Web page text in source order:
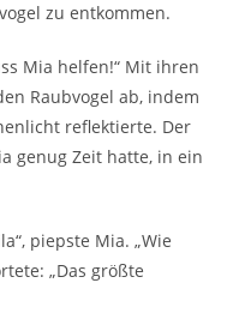
zu entkommen.
Mia helfen!“ Mit ihren
Raubvogel ab, indem
reflektierte. Der
genug Zeit hatte, in ein
piepste Mia. „Wie
„Das größte